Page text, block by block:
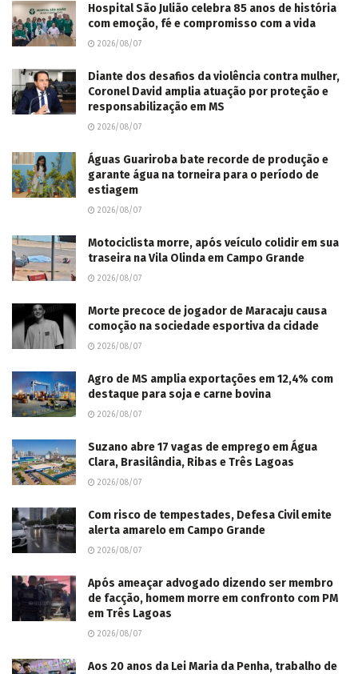
Hospital São Julião celebra 85 anos de história
com emoção, fé e compromisso com a vida
2026/08/07
Diante dos desafios da violência contra mulher,
Coronel David amplia atuação por proteção e
responsabilização em MS
2026/08/07
Águas Guariroba bate recorde de produção e
garante água na torneira para o período de
estiagem
2026/08/07
Motociclista morre, após veículo colidir em sua
traseira na Vila Olinda em Campo Grande
2026/08/07
Morte precoce de jogador de Maracaju causa
comoção na sociedade esportiva da cidade
2026/08/07
Agro de MS amplia exportações em 12,4% com
destaque para soja e carne bovina
2026/08/07
Suzano abre 17 vagas de emprego em Água
Clara, Brasilândia, Ribas e Três Lagoas
2026/08/07
Com risco de tempestades, Defesa Civil emite
alerta amarelo em Campo Grande
2026/08/07
Após ameaçar advogado dizendo ser membro
de facção, homem morre em confronto com PM
em Três Lagoas
2026/08/07
Aos 20 anos da Lei Maria da Penha, trabalho de